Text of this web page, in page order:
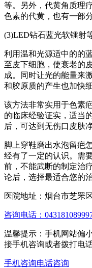
等。另外，代黄角质理
色素的代黄，也有一部
(3)LED钻石蓝光软镭射
利用温和光源适中的的
至皮下细胞，使衰老的
成。同时让光的能量来
和胶原质的产生也加快
该方法非常实用于色素
的临床经验证实，适当
后，可达到无伤口皮肤
脚上穿鞋磨出水泡留疤
经有了一定的认识。需
前，不能武断的制定治
论后，选择最适合您的
医院地址：烟台市芝罘
咨询电话：
温馨提示：手机网站偏
接手机咨询或者拨打电
手机咨询电话咨询